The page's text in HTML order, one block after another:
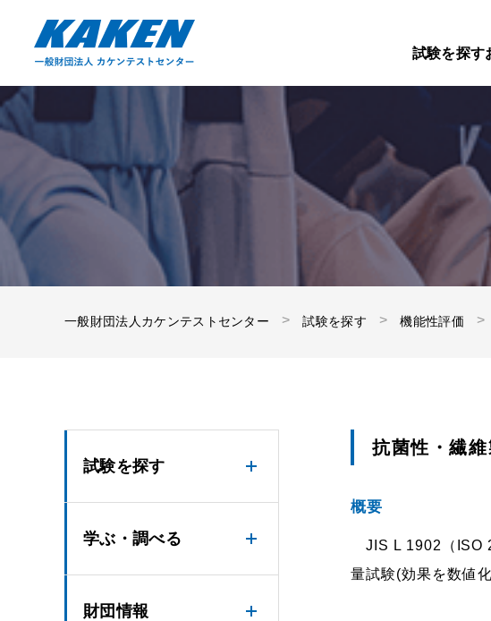
試験を探す
一般財団法人カケンテストセンター 試験を探す 機能性評価
試験を探す
学ぶ・調べる
財団情報
抗菌性・繊
概要
JIS L 1902（ISO
量試験(効果を数値